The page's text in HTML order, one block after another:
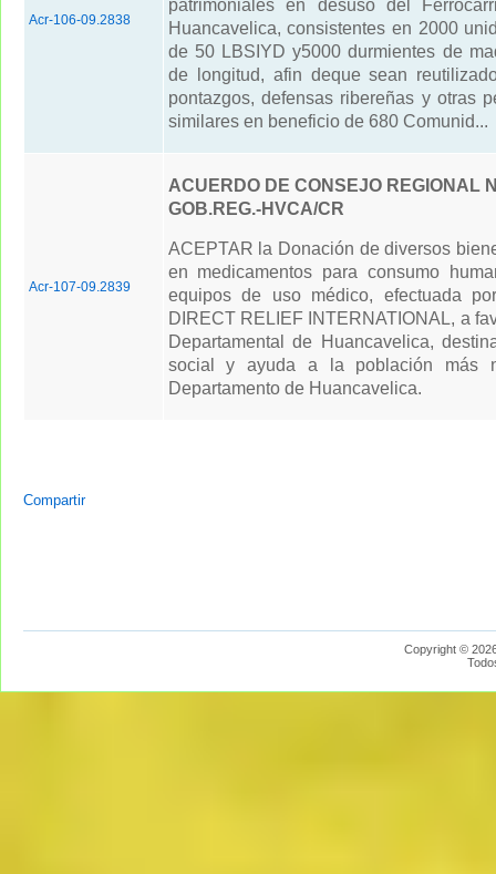
Acr-106-09.2838
patrimoniales en desuso del
Huancavelica, consistentes en 2000
de 50 LBSIYD y5000 durmientes de
de longitud, afin deque sean
pontazgos, defensas ribereñas y otras
similares en beneficio de 680 Comunid...
Acr-107-09.2839
ACUERDO DE CONSEJO REGIONAL
GOB.REG.-HVCA/CR
ACEPTAR la Donación de diversos
en medicamentos para consumo
equipos de uso médico, efectuada
DIRECT RELIEF INTERNATIONAL, a
Departamental de Huancavelica,
social y ayuda a la población más
Departamento de Huancavelica.
Compartir
Copyright ©